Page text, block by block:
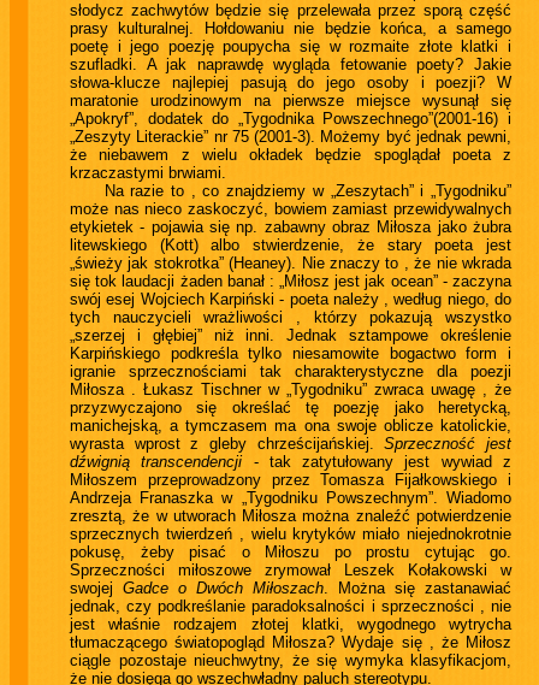
słodycz zachwytów będzie się przelewała przez sporą część
prasy kulturalnej. Hołdowaniu nie będzie końca, a samego
poetę i jego poezję poupycha się w rozmaite złote klatki i
szufladki. A jak naprawdę wygląda fetowanie poety? Jakie
słowa-klucze najlepiej pasują do jego osoby i poezji? W
maratonie urodzinowym na pierwsze miejsce wysunął się
„Apokryf”, dodatek do „Tygodnika Powszechnego”(2001-16) i
„Zeszyty Literackie” nr 75 (2001-3). Możemy być jednak pewni,
że niebawem z wielu okładek będzie spoglądał poeta z
krzaczastymi brwiami.
Na razie to , co znajdziemy w „Zeszytach” i „Tygodniku”
może nas nieco zaskoczyć, bowiem zamiast przewidywalnych
etykietek - pojawia się np. zabawny obraz Miłosza jako żubra
litewskiego (Kott) albo stwierdzenie, że stary poeta jest
„świeży jak stokrotka” (Heaney). Nie znaczy to , że nie wkrada
się tok laudacji żaden banał : „Miłosz jest jak ocean” - zaczyna
swój esej Wojciech Karpiński - poeta należy , według niego, do
tych nauczycieli wrażliwości , którzy pokazują wszystko
„szerzej i głębiej” niż inni. Jednak sztampowe określenie
Karpińskiego podkreśla tylko niesamowite bogactwo form i
igranie sprzecznościami tak charakterystyczne dla poezji
Miłosza . Łukasz Tischner w „Tygodniku” zwraca uwagę , że
przyzwyczajono się określać tę poezję jako heretycką,
manichejską, a tymczasem ma ona swoje oblicze katolickie,
wyrasta wprost z gleby chrześcijańskiej.Sprzeczność jest
dźwignią transcendencji - tak zatytułowany jest wywiad z
Miłoszem przeprowadzony przez Tomasza Fijałkowskiego i
Andrzeja Franaszka w „Tygodniku Powszechnym”. Wiadomo
zresztą, że w utworach Miłosza można znaleźć potwierdzenie
sprzecznych twierdzeń , wielu krytyków miało niejednokrotnie
pokusę, żeby pisać o Miłoszu po prostu cytując go.
Sprzeczności miłoszowe zrymował Leszek Kołakowski w
swojej Gadce o Dwóch Miłoszach. Można się zastanawiać
jednak, czy podkreślanie paradoksalności i sprzeczności , nie
jest właśnie rodzajem złotej klatki, wygodnego wytrycha
tłumaczącego światopogląd Miłosza? Wydaje się , że Miłosz
ciągle pozostaje nieuchwytny, że się wymyka klasyfikacjom,
że nie dosięga go wszechwładny paluch stereotypu.